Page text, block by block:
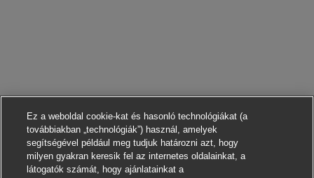
Ez a weboldal cookie-kat és hasonló technológiákat (a
továbbiakban „technológiák”) használ, amelyek
segítségével például meg tudjuk határozni azt, hogy
milyen gyakran keresik fel az internetes oldalainkat, a
látogatók számát, hogy ajánlatainkat a